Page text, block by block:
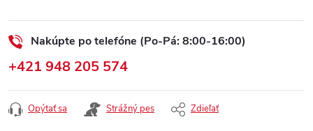
Nakúpte po telefóne (Po-Pá: 8:00-16:00)
+421 948 205 574
Opýtať sa Strážný pes Zdieľať